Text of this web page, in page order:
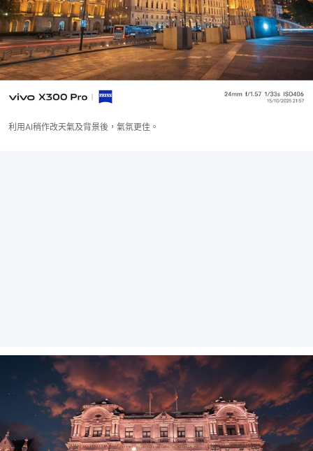
利用AI稍作改天氣及背景後，氣氛更佳。